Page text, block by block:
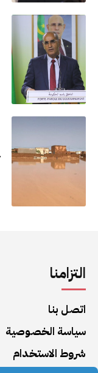
التزامنا
اتصل بنا
سياسة الخصوصية
شروط الاستخدام